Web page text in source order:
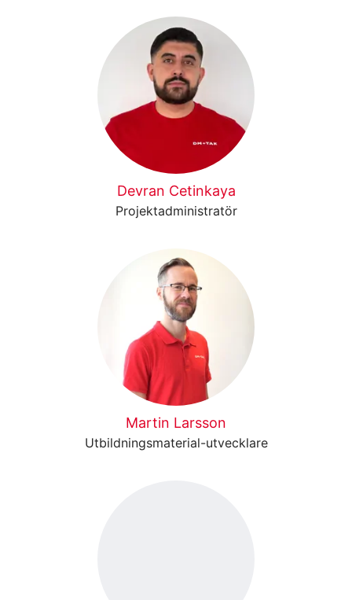
Devran Cetinkaya
Projektadministratör
Martin Larsson
Utbildningsmaterial-utvecklare